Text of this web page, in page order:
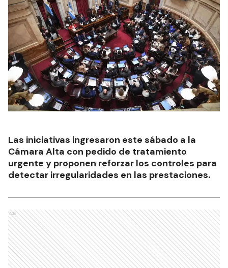
Las iniciativas ingresaron este sábado a la
Cámara Alta con pedido de tratamiento
urgente y proponen reforzar los controles para
detectar irregularidades en las prestaciones.
Ads